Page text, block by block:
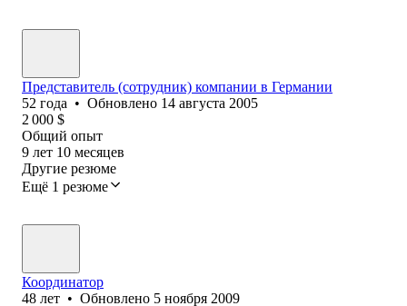
Представитель (сотрудник) компании в Германии
52 года • Обновлено 14 августа 2005
2 000 $
Общий опыт
9 лет 10 месяцев
Другие резюме
Ещё 1 резюме
Координатор
48 лет • Обновлено 5 ноября 2009